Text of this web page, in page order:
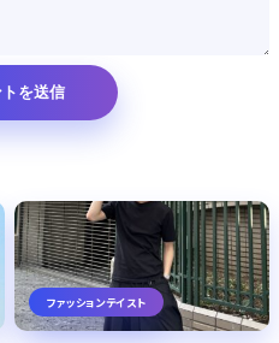
ファッションテイスト